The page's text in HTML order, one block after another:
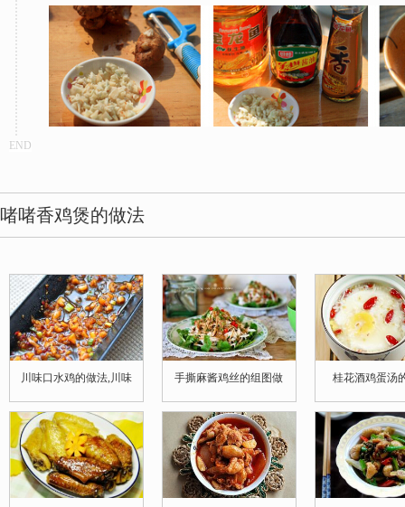
END
啫啫香鸡煲的做法
川味口水鸡的做法,川味 手撕麻酱鸡丝的组图做 桂花酒鸡蛋汤